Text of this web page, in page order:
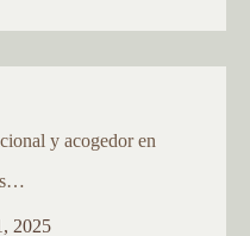
y acogedor en
2025